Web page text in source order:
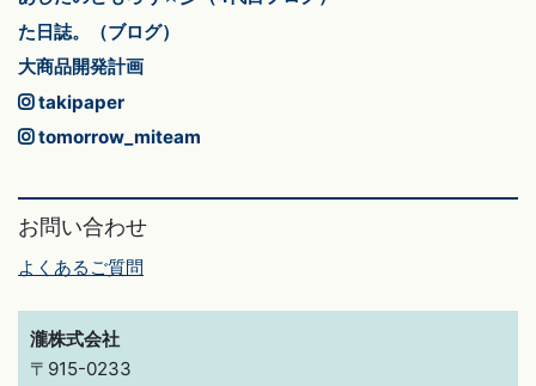
た日誌。（ブログ）
大商品開発計画
takipaper
tomorrow_miteam
お問い合わせ
よくあるご質問
瀧株式会社
〒915-0233